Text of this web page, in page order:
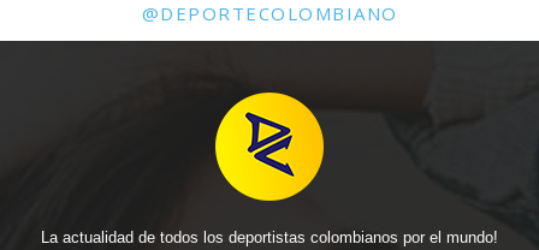
@DEPORTECOLOMBIANO
La actualidad de todos los deportistas colombianos por el mundo!